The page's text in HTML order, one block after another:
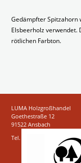
Gedämpfter Spitzahorn
Elsbeerholz verwendet.
rötlichen Farbton.
LUMA Holzgroßhandel
Goethestraße 12
91522 Ansbach
Tel.